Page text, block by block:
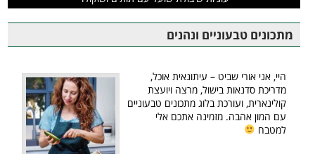
מתכונים טבעוניים ונהנים
היי, אני אורי שביט – עיתונאית אוכל,
מדריכת סדנאות בישול, מרצה ויועצת
קולינארית, ועורכת בלוג מתכונים טבעוניים
עם המון אהבה. מזמינה אתכם אלי
למטבח